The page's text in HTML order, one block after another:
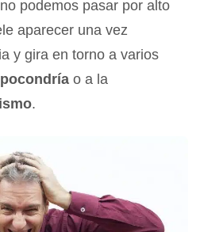
podemos pasar por alto
aparecer una vez
y gira en torno a varios
o a la
.